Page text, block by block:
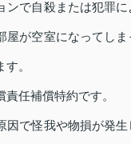
ンで自殺または犯罪
屋が空室になってし
。
任補償特約です。
因で怪我や物損が発